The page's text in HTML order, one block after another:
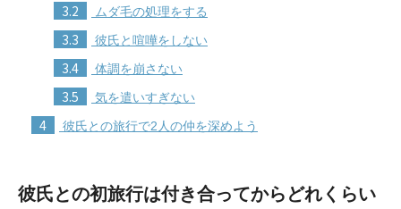
3.2 ムダ毛の処理をする
3.3 彼氏と喧嘩をしない
3.4 体調を崩さない
3.5 気を遣いすぎない
4 彼氏との旅行で2人の仲を深めよう
彼氏との初旅行は付き合ってからどれくらい